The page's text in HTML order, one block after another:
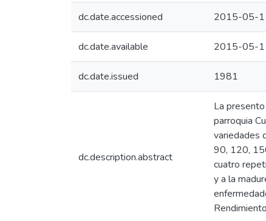
dc.date.accessioned 2015-05-
dc.date.available 2015-05-
dc.date.issued 1981
dc.description.abstract
La
parroquia
variedades
90, 120,
cuatro
y a la